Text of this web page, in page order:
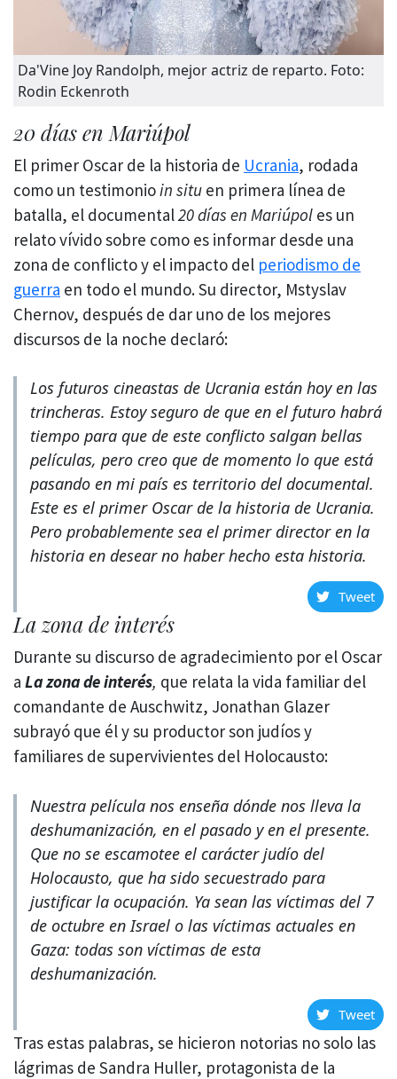
Da'Vine Joy Randolph, mejor actriz de reparto. Foto:
Rodin Eckenroth
20 días en Mariúpol
El primer Oscar de la historia de Ucrania, rodada
como un testimonioin situ en primera línea de
batalla, el documental20 días en Mariúpol es un
relato vívido sobre como es informar desde una
zona de conflicto y el impacto del periodismo de
guerra en todo el mundo. Su director, Mstyslav
Chernov, después de dar uno de los mejores
discursos de la noche declaró:
Los futuros cineastas de Ucrania están hoy en las
trincheras. Estoy seguro de que en el futuro habrá
tiempo para que de este conflicto salgan bellas
películas, pero creo que de momento lo que está
pasando en mi país es territorio del documental.
Este es el primer Oscar de la historia de Ucrania.
Pero probablemente sea el primer director en la
historia en desear no haber hecho esta historia.
Tweet
La zona de interés
Durante su discurso de agradecimiento por el Oscar
a La zona de interés, que relata la vida familiar del
comandante de Auschwitz, Jonathan Glazer
subrayó que él y su productor son judíos y
familiares de supervivientes del Holocausto:
Nuestra película nos enseña dónde nos lleva la
deshumanización, en el pasado y en el presente.
Que no se escamotee el carácter judío del
Holocausto, que ha sido secuestrado para
justificar la ocupación. Ya sean las víctimas del 7
de octubre en Israel o las víctimas actuales en
Gaza: todas son víctimas de esta
deshumanización.
Tweet
Tras estas palabras, se hicieron notorias no solo las
lágrimas de Sandra Huller, protagonista de la